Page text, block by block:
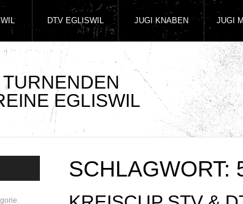
EGLISWIL
DTV EGLISWIL JUGI KNABEN JUGI
SCHLAGWORT: